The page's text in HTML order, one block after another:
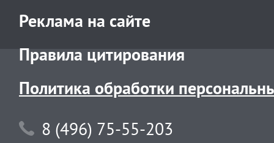
Реклама на сайте
Правила цитирования
Политика обработки
8 (496) 75-55-203